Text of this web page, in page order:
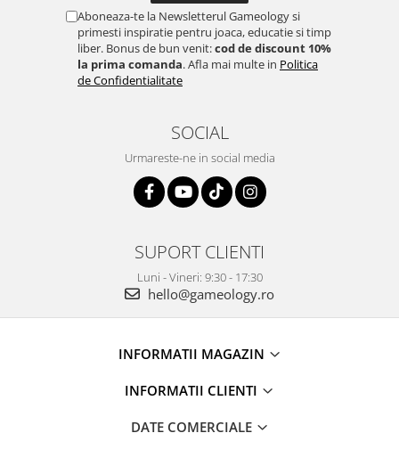
Aboneaza-te la Newsletterul Gameology si
primesti inspiratie pentru joaca, educatie si timp
liber. Bonus de bun venit:cod de discount 10%
la prima comanda. Afla mai multe in Politica
de Confidentialitate
SOCIAL
Urmareste-ne in social media
SUPORT CLIENTI
Luni - Vineri: 9:30 - 17:30
hello@gameology.ro
INFORMATII MAGAZIN
INFORMATII CLIENTI
DATE COMERCIALE